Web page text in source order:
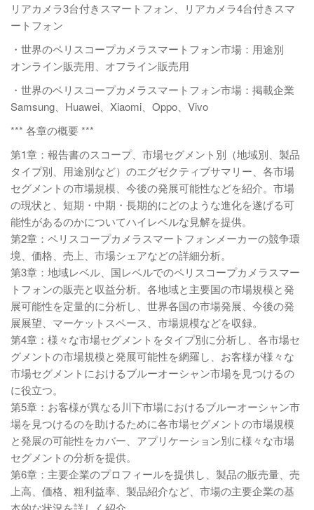
リアカメラ3台付きスマートフォン、リアカメラ4台付きスマ
ートフォン
・世界のペリスコープカメラスマートフォン市場：用途別
オンライン販売用、オフライン販売用
・世界のペリスコープカメラスマートフォン市場：掲載企業
Samsung、Huawei、Xiaomi、Oppo、Vivo
*** 各章の概要 ***
第1章：報告書のスコープ、市場セグメント別（地域別、製品
タイプ別、用途別など）のエグゼクティブサマリー、各市場
セグメントの市場規模、今後の発展可能性などを紹介。市場
の現状と、短期・中期・長期的にどのような進化を遂げる可
能性があるのかについてハイレベルな見解を提供。
第2章：ペリスコープカメラスマートフォンメーカーの競争環
境、価格、売上、市場シェアなどの詳細分析。
第3章：地域レベル、国レベルでのペリスコープカメラスマー
トフォンの販売と収益分析。各地域と主要国の市場規模と発
展可能性を定量的に分析し、世界各国の市場発展、今後の発
展展望、マーケットスペース、市場規模などを収録。
第4章：様々な市場セグメントをタイプ別に分析し、各市場セ
グメントの市場規模と発展可能性を網羅し、お客様が様々な
市場セグメントにおけるブルーオーシャン市場を見つけるの
に役立つ。
第5章：お客様が異なる川下市場におけるブルーオーシャン市
場を見つけるのを助けるために各市場セグメントの市場規模
と発展の可能性をカバー、アプリケーション別に様々な市場
セグメントの分析を提供。
第6章：主要企業のプロフィールを提供し、製品の販売量、売
上高、価格、粗利益率、製品紹介など、市場の主要企業の基